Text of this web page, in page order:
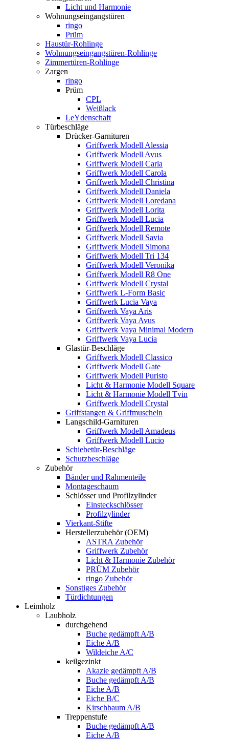
Licht und Harmonie
Wohnungseingangstüren
ringo
Prüm
Haustür-Rohlinge
Wohnungseingangstüren-Rohlinge
Zimmertüren-Rohlinge
Zargen
ringo
Prüm
CPL
Weißlack
LeYdenschaft
Türbeschläge
Drücker-Garnituren
Griffwerk Modell Alessia
Griffwerk Modell Avus
Griffwerk Modell Carla
Griffwerk Modell Carola
Griffwerk Modell Christina
Griffwerk Modell Daniela
Griffwerk Modell Loredana
Griffwerk Modell Lorita
Griffwerk Modell Lucia
Griffwerk Modell Remote
Griffwerk Modell Savia
Griffwerk Modell Simona
Griffwerk Modell Tri 134
Griffwerk Modell Veronika
Griffwerk Modell R8 One
Griffwerk Modell Crystal
Griffwerk L-Form Basic
Griffwerk Lucia Vaya
Griffwerk Vaya Aris
Griffwerk Vaya Avus
Griffwerk Vaya Minimal Modern
Griffwerk Vaya Lucia
Glastür-Beschläge
Griffwerk Modell Classico
Griffwerk Modell Gate
Griffwerk Modell Puristo
Licht & Harmonie Modell Square
Licht & Harmonie Modell Tvin
Griffwerk Modell Crystal
Griffstangen & Griffmuscheln
Langschild-Garnituren
Griffwerk Modell Amadeus
Griffwerk Modell Lucio
Schiebetür-Beschläge
Schutzbeschläge
Zubehör
Bänder und Rahmenteile
Montageschaum
Schlösser und Profilzylinder
Einsteckschlösser
Profilzylinder
Vierkant-Stifte
Herstellerzubehör (OEM)
ASTRA Zubehör
Griffwerk Zubehör
Licht & Harmonie Zubehör
PRÜM Zubehör
ringo Zubehör
Sonstiges Zubehör
Türdichtungen
Leimholz
Laubholz
durchgehend
Buche gedämpft A/B
Eiche A/B
Wildeiche A/C
keilgezinkt
Akazie gedämpft A/B
Buche gedämpft A/B
Eiche A/B
Eiche B/C
Kirschbaum A/B
Treppenstufe
Buche gedämpft A/B
Eiche A/B